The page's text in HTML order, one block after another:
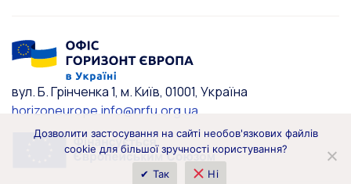
вул. Б. Грінченка 1, м. Київ, 01001, Україна
horizoneurope.info@nrfu.org.ua
Дозволити застосування на сайті необов'язкових файлів
cookie для більшої зручності користування?
✔ Так
Ні